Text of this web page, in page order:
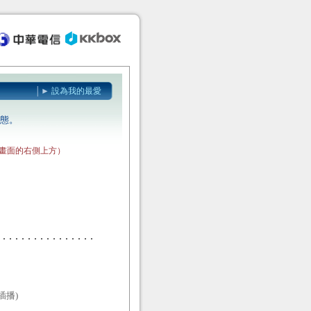
│►設為我的最愛
。
面的右側上方）
播)